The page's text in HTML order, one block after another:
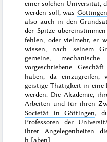
einer solchen Universität,
werden soll, wasGöttingen
also auch in den
der Spitze
fehlen, oder vielmehr, er
wissen, nach seinem
gemeine,
vorgeschriebene
haben, da einzugreifen,
geistige Thätigkeit in eine
werden. Die Akademie,
Arbeiten und für ihren
Societät in Göttingen,
Professoren der
ihrer Angelegenheiten
h˖[aben]